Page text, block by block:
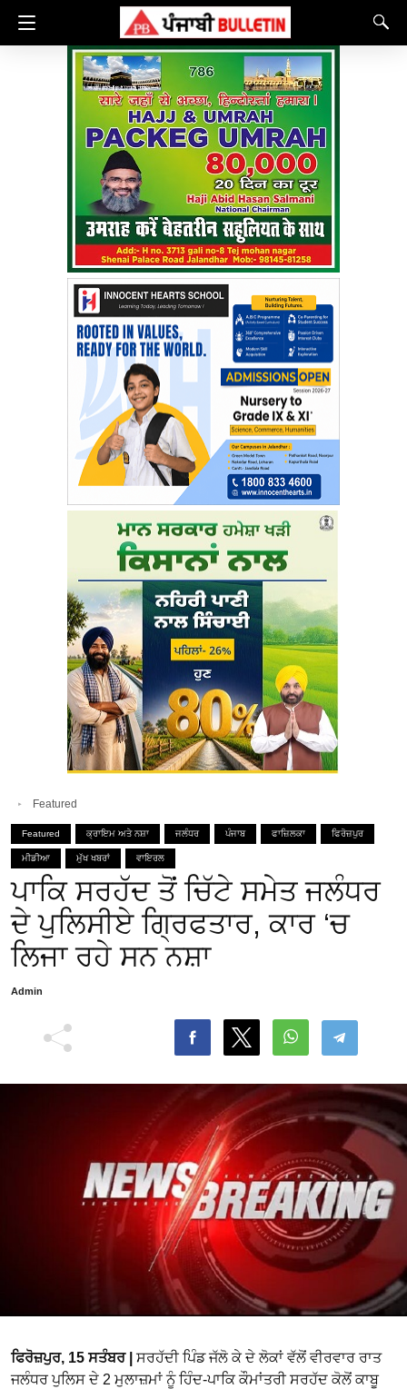
Featured
Featured ਕ੍ਰਾਇਮ ਅਤੇ ਨਸ਼ਾ ਜਲੰਧਰ ਪੰਜਾਬ ਫਾਜ਼ਿਲਕਾ ਫਿਰੋਜ਼ਪੁਰ
ਮੀਡੀਆ ਮੁੱਖ ਖਬਰਾਂ ਵਾਇਰਲ
ਪਾਕਿ ਸਰਹੱਦ ਤੋਂ ਚਿੱਟੇ ਸਮੇਤ ਜਲੰਧਰ
ਦੇ ਪੁਲਿਸੀਏ ਗ੍ਰਿਫਤਾਰ, ਕਾਰ ‘ਚ
ਲਿਜਾ ਰਹੇ ਸਨ ਨਸ਼ਾ
Admin
ਫਿਰੋਜ਼ਪੁਰ, 15 ਸਤੰਬਰ |
ਸਰਹੱਦੀ ਪਿੰਡ ਜੱਲੋ ਕੇ ਦੇ ਲੋਕਾਂ ਵੱਲੋਂ ਵੀਰਵਾਰ ਰਾਤ
ਜਲੰਧਰ ਪੁਲਿਸ ਦੇ 2 ਮੁਲਾਜ਼ਮਾਂ ਨੂੰ ਹਿੰਦ-ਪਾਕਿ ਕੌਮਾਂਤਰੀ ਸਰਹੱਦ ਕੋਲੋਂ ਕਾਬੂ